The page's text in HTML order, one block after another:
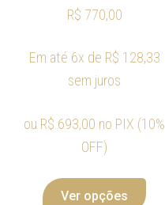
R$ 770,00
Em até 6x de R$ 128,33
sem juros
ou R$ 693,00 no PIX (10%
OFF)
Ver opções